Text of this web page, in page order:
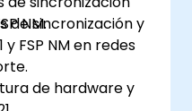
NM.
de sincronización y
FSP NM en redes
de hardware y